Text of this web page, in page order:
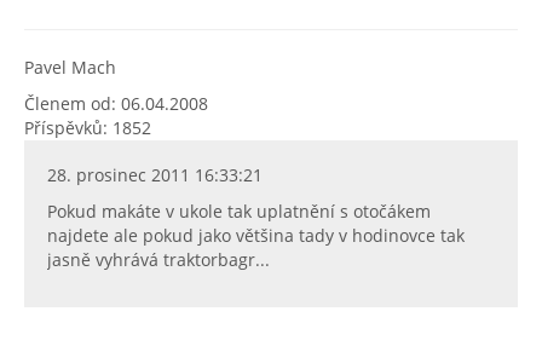
Pavel Mach
Členem od: 06.04.2008
Příspěvků: 1852
28. prosinec 2011 16:33:21
Pokud makáte v ukole tak uplatnění s otočákem
najdete ale pokud jako většina tady v hodinovce tak
jasně vyhrává traktorbagr...